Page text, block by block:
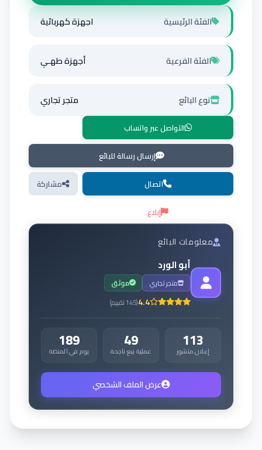
الفئة الرئيسية اجهزة كهربائية
الفئة الفرعية أجهزة طهـي
نوع البائع متجر تجاري
التواصل عبر واتساب
إرسال رسالة للبائع
اتصال
مشاركة
إبلاغ
معلومات البائع
أبو الورد
متجر تجاري موثق
4.4
(
145تقييم)
113
إعلان منشور 49
عملية بيع ناجحة 189
يوم في المنصة
عرض الملف الشخصي